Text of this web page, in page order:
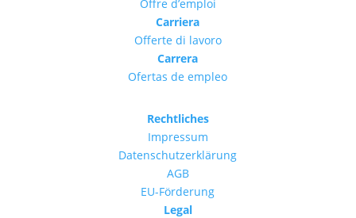
Offre d’emploi
Carriera
Offerte di lavoro
Carrera
Ofertas de empleo
Rechtliches
Impressum
Datenschutzerklärung
AGB
EU-Förderung
Legal